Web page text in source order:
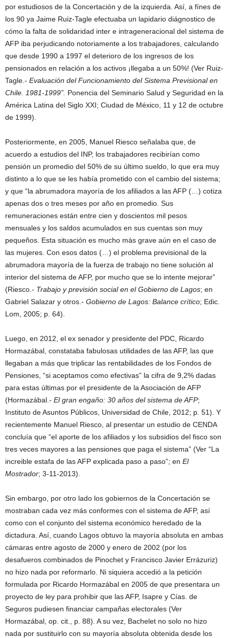
por estudiosos de la Concertación y de la izquierda. Así, a fínes de
los 90 ya Jaime Ruiz-Tagle efectuaba un lapidario diágnostico de
cómo la falta de solidaridad inter e intrageneracional del sistema de
AFP iba perjudicando notoriamente a los trabajadores, calculando
que desde 1990 a 1997 el deterioro de los ingresos de los
pensionados en relación a los activos ¡llegaba a un 50%! (Ver Ruiz-
Tagle.- Evaluación del Funcionamiento del Sistema Previsional en
Chile. 1981-1999”. Ponencia del Seminario Salud y Seguridad en la
América Latina del Siglo XXI; Ciudad de México, 11 y 12 de octubre
de 1999).
Posteriormente, en 2005, Manuel Riesco señalaba que, de
acuerdo a estudios del INP, los trabajadores recibirían como
pensión un promedio del 50% de su último sueldo, lo que era muy
distinto a lo que se les había prometido con el cambio del sistema;
y que “la abrumadora mayoría de los afiliados a las AFP (…) cotiza
apenas dos o tres meses por año en promedio. Sus
remuneraciones están entre cien y doscientos mil pesos
mensuales y los saldos acumulados en sus cuentas son muy
pequeños. Esta situación es mucho más grave aún en el caso de
las mujeres. Con esos datos (…) el problema previsional de la
abrumadora mayoría de la fuerza de trabajo no tiene solución al
interior del sistema de AFP, por mucho que se lo intente mejorar”
(Riesco.- Trabajo y previsión social en el Gobierno de Lagos; en
Gabriel Salazar y otros.- Gobierno de Lagos: Balance crítico; Edic.
Lom, 2005; p. 64).
Luego, en 2012, el ex senador y presidente del PDC, Ricardo
Hormazábal, constataba fabulosas utilidades de las AFP, las que
llegaban a más que triplicar las rentabilidades de los Fondos de
Pensiones, “si aceptamos como efectivas” la cifra de 9,2% dadas
para estas últimas por el presidente de la Asociación de AFP
(Hormazábal.- El gran engaño: 30 años del sistema de AFP;
Instituto de Asuntos Públicos, Universidad de Chile, 2012; p. 51). Y
recientemente Manuel Riesco, al presentar un estudio de CENDA
concluía que “el aporte de los afiliados y los subsidios del fisco son
tres veces mayores a las pensiones que paga el sistema” (Ver “La
increible estafa de las AFP explicada paso a paso”; en El
Mostrador; 3-11-2013).
Sin embargo, por otro lado los gobiernos de la Concertación se
mostraban cada vez más conformes con el sistema de AFP, así
como con el conjunto del sistema económico heredado de la
dictadura. Así, cuando Lagos obtuvo la mayoría absoluta en ambas
cámaras entre agosto de 2000 y enero de 2002 (por los
desafueros combinados de Pinochet y Francisco Javier Errázuriz)
no hizo nada por reformarlo. Ni siquiera accedió a la petición
formulada por Ricardo Hormazábal en 2005 de que presentara un
proyecto de ley para prohibir que las AFP, Isapre y Cías. de
Seguros pudiesen financiar campañas electorales (Ver
Hormazábal, op. cit., p. 88). A su vez, Bachelet no solo no hizo
nada por sustituirlo con su mayoría absoluta obtenida desde los